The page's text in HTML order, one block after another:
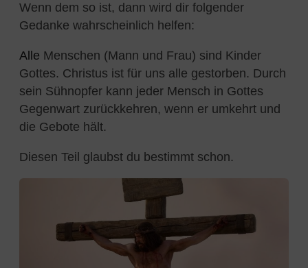
Wenn dem so ist, dann wird dir folgender
Gedanke wahrscheinlich helfen:
Alle Menschen (Mann und Frau) sind Kinder
Gottes. Christus ist für uns alle gestorben. Durch
sein Sühnopfer kann jeder Mensch in Gottes
Gegenwart zurückkehren, wenn er umkehrt und
die Gebote hält.
Diesen Teil glaubst du bestimmt schon.